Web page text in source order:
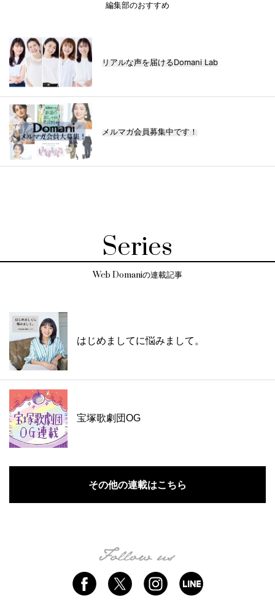
編集部のおすすめ
リアルな声を届けるDomani Lab
メルマガ会員募集中です！
Series
Web Domaniの連載記事
はじめましてに悩みまして。
宝塚歌劇団OG
その他の連載はこちら